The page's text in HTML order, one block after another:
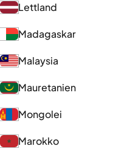
Lettland
Madagaskar
Malaysia
Mauretanien
Mongolei
Marokko